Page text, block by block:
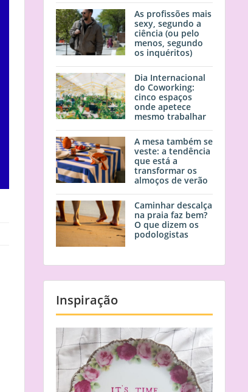
As profissões mais
sexy, segundo a
ciência (ou pelo
menos, segundo
os inquéritos)
Dia Internacional
do Coworking:
cinco espaços
onde apetece
mesmo trabalhar
A mesa também se
veste: a tendência
que está a
transformar os
almoços de verão
Caminhar descalça
na praia faz bem?
O que dizem os
podologistas
Inspiração